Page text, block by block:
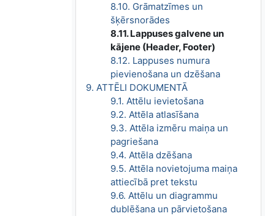
8.10. Grāmatzīmes un
šķērsnorādes
8.11. Lappuses galvene un
kājene (Header, Footer)
8.12. Lappuses numura
pievienošana un dzēšana
9. ATTĒLI DOKUMENTĀ
9.1. Attēlu ievietošana
9.2. Attēla atlasīšana
9.3. Attēla izmēru maiņa un
pagriešana
9.4. Attēla dzēšana
9.5. Attēla novietojuma maiņa
attiecībā pret tekstu
9.6. Attēlu un diagrammu
dublēšana un pārvietošana